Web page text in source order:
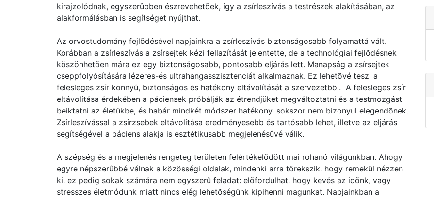
kirajzolódnak, egyszerûbben észrevehetõek, így a zsírleszívás a testrészek alakításában, az
alakformálásban is segítséget nyújthat.
Az orvostudomány fejlõdésével napjainkra a zsírleszívás biztonságosabb folyamattá vált.
Korábban a zsírleszívás a zsírsejtek kézi fellazítását jelentette, de a technológiai fejlõdésnek
köszönhetõen mára ez egy biztonságosabb, pontosabb eljárás lett. Manapság a zsírsejtek
cseppfolyósítására lézeres-és ultrahangasszisztenciát alkalmaznak. Ez lehetõvé teszi a
felesleges zsír könnyû, biztonságos és hatékony eltávolítását a szervezetbõl. A felesleges zsír
eltávolítása érdekében a páciensek próbálják az étrendjüket megváltoztatni és a testmozgást
beiktatni az életükbe, és habár mindkét módszer hatékony, sokszor nem bizonyul elegendõnek.
Zsírleszívással a zsírzsebek eltávolítása eredményesebb és tartósabb lehet, illetve az eljárás
segítségével a páciens alakja is esztétikusabb megjelenésûvé válik.
A szépség és a megjelenés rengeteg területen felértékelõdött mai rohanó világunkban. Ahogy
egyre népszerûbbé válnak a közösségi oldalak, mindenki arra törekszik, hogy remekül nézzen
ki, ez pedig sokak számára nem egyszerû feladat: elõfordulhat, hogy kevés az idõnk, vagy
stresszes életmódunk miatt nincs elég lehetõségünk kipihenni magunkat. Napjainkban a